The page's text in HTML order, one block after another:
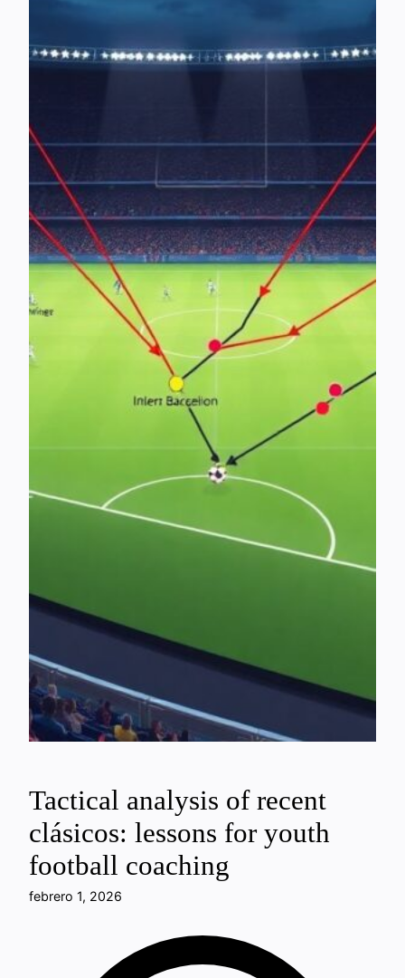
Tactical analysis of recent
clásicos: lessons for youth
football coaching
febrero 1, 2026